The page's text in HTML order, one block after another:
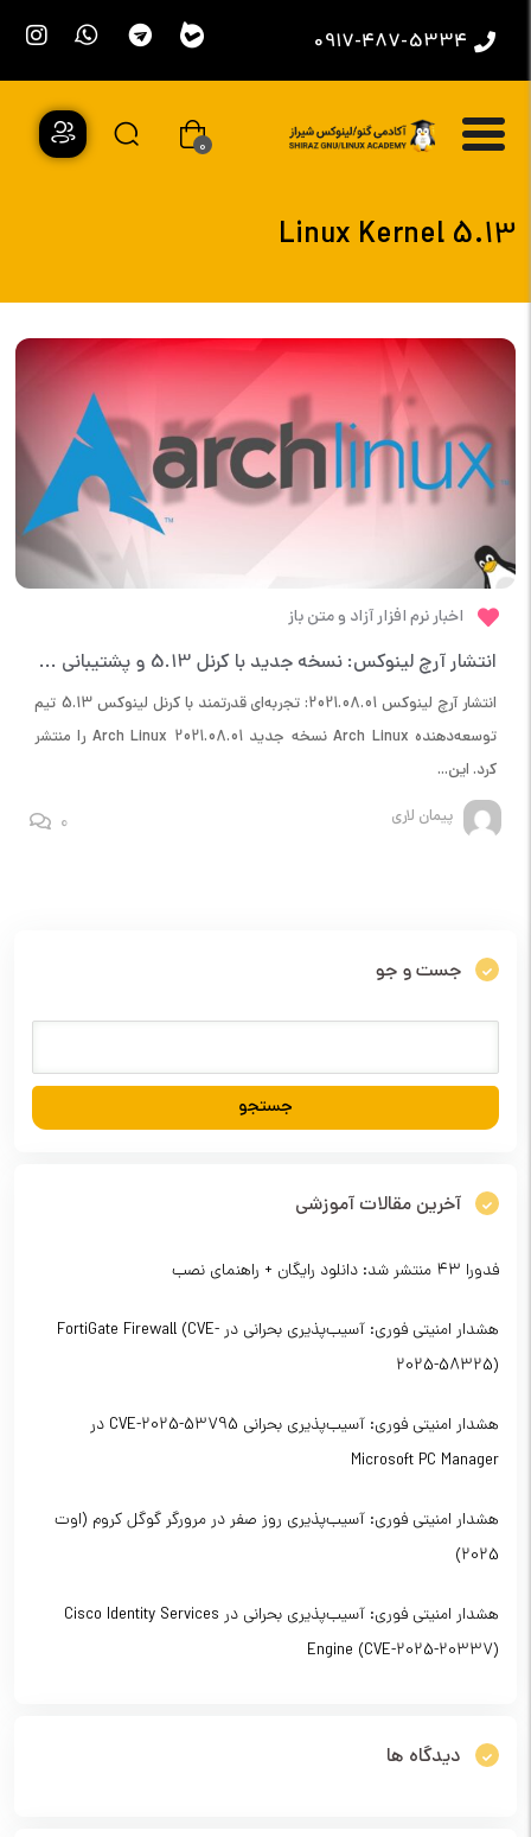
0917-487-5334
0
Linux Kernel 5.13
اخبار نرم افزار آزاد و متن باز
انتشار آرچ لینوکس: نسخه جدید با کرنل 5.13 و پشتیبانی سخت‌افزاری پیشرفته
انتشار آرچ لینوکس 2021.08.01: تجربه‌ای قدرتمند با کرنل لینوکس 5.13 تیم
توسعه‌دهنده Arch Linux نسخه جدید Arch Linux 2021.08.01 را منتشر
کرد. این...
پیمان لاری
0
جست و جو
آخرین مقالات آموزشی
فدورا ۴۳ منتشر شد: دانلود رایگان + راهنمای نصب
هشدار امنیتی فوری: آسیب‌پذیری بحرانی در FortiGate Firewall (CVE-
2025-58325)
هشدار امنیتی فوری: آسیب‌پذیری بحرانی CVE-2025-53795 در
Microsoft PC Manager
هشدار امنیتی فوری: آسیب‌پذیری روز صفر در مرورگر گوگل کروم (اوت
2025)
هشدار امنیتی فوری: آسیب‌پذیری بحرانی در Cisco Identity Services
Engine (CVE-2025-20337)
دیدگاه ها